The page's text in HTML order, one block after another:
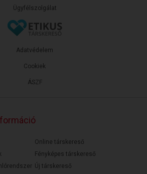
Ügyfélszolgálat
ÁSZF
Adatvédelem
Cookiek
Online társkereső
Fényképes társkereső
Új társkereső